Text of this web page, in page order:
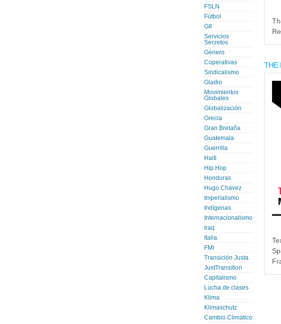
FSLN
Fútbol
G8
Servicios
Secretos
Género
Coperativas
Sindicalismo
Gladio
Movimientos
Globales
Globalización
Grecia
Gran Bretaña
Guatemala
Guerrilla
Haiti
Hip Hop
Honduras
Hugo Chávez
Imperialismo
Indígenas
Internacionalismo
Iraq
Italia
FMI
Transición Justa
JustTransition
Capitalismo
Lucha de clases
Klima
Klimaschutz
Cambio Climático
THE